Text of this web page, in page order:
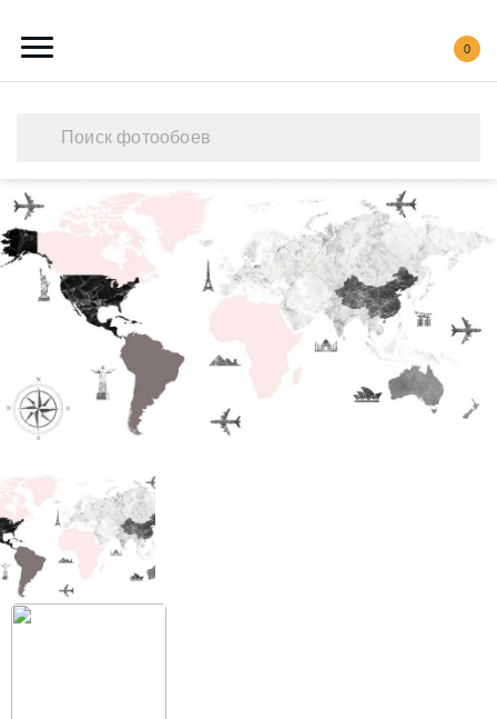
0
Каталог обоев
Создать свои фотообои
Акции
Контакты
+38 (097) 151 87 57